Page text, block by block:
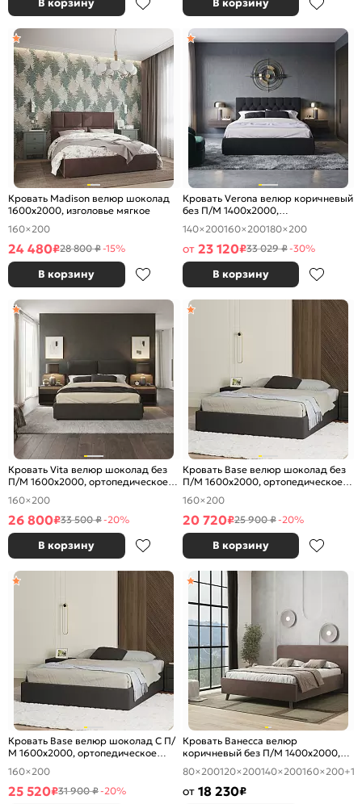
В корзину В корзину
Кровать Madison велюр шоколад
1600x2000, изголовье мягкое
160×200
24 480₽28 800 ₽-15%
В корзину
Кровать Verona велюр коричневый
без П/М 1400x2000,
ортопедическое основание,
изголовье мягкое
140×200160×200180×200
от 23 120₽33 029 ₽-30%
В корзину
Кровать Vita велюр шоколад без
П/М 1600x2000, ортопедическое
основание, изголовье мягкое
160×200
26 800₽33 500 ₽-20%
В корзину
Кровать Base велюр шоколад без
П/М 1600x2000, ортопедическое
основание, без изголовья
160×200
20 720₽25 900 ₽-20%
В корзину
Кровать Base велюр шоколад С П/
М 1600x2000, ортопедическое
основание, без изголовья
160×200
25 520₽31 900 ₽-20%
Кровать Ванесса велюр
коричневый без П/М 1400x2000,
изголовье мягкое
80×200120×200140×200160×200+1
от 18 230₽